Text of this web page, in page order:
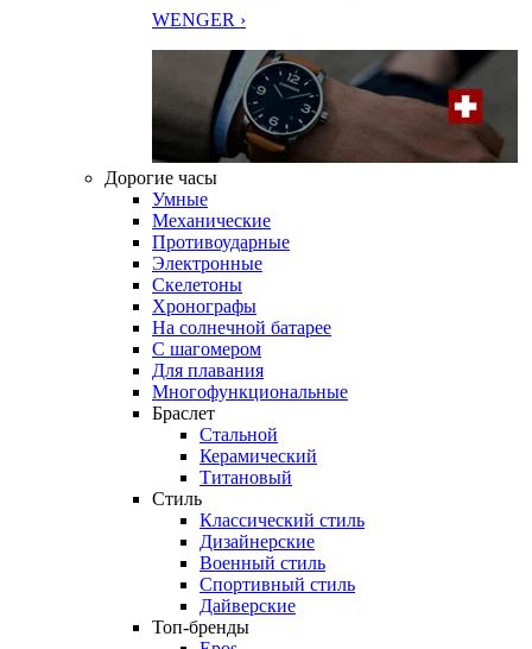
WENGER ›
Дорогие часы
Умные
Механические
Противоударные
Электронные
Скелетоны
Хронографы
На солнечной батарее
С шагомером
Для плавания
Многофункциональные
Браслет
Стальной
Керамический
Титановый
Стиль
Классический стиль
Дизайнерские
Военный стиль
Спортивный стиль
Дайверские
Топ-бренды